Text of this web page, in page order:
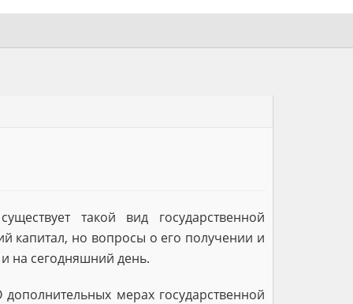
такой вид государственной
капитал, но вопросы о его получении и
на сегодняшний день.
мерах государственной